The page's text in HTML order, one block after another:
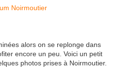
alors on se replonge dans
encore un peu. Voici un petit
photos prises à Noirmoutier.